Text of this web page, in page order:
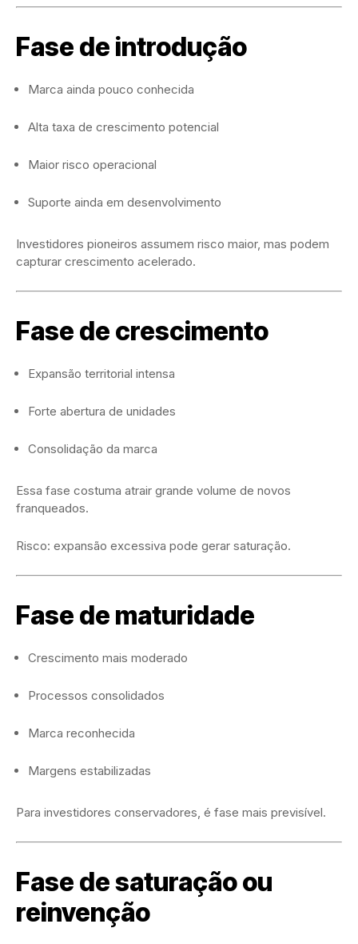
Fase de introdução
Marca ainda pouco conhecida
Alta taxa de crescimento potencial
Maior risco operacional
Suporte ainda em desenvolvimento
Investidores pioneiros assumem risco maior, mas podem
capturar crescimento acelerado.
Fase de crescimento
Expansão territorial intensa
Forte abertura de unidades
Consolidação da marca
Essa fase costuma atrair grande volume de novos
franqueados.
Risco: expansão excessiva pode gerar saturação.
Fase de maturidade
Crescimento mais moderado
Processos consolidados
Marca reconhecida
Margens estabilizadas
Para investidores conservadores, é fase mais previsível.
Fase de saturação ou
reinvenção